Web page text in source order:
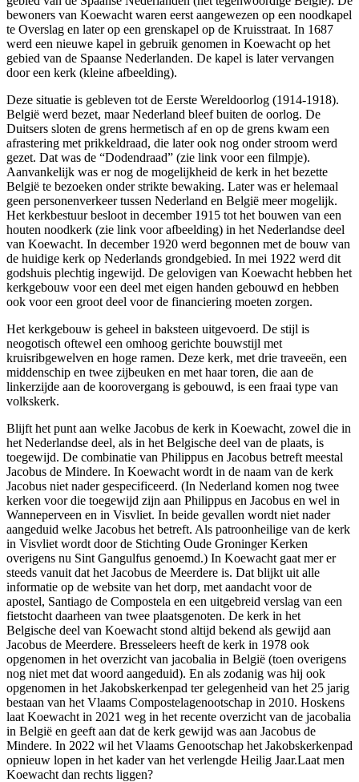
bewoners van Koewacht waren eerst aangewezen op een noodkapel
te Overslag en later op een grenskapel op de Kruisstraat. In 1687
werd een nieuwe kapel in gebruik genomen in Koewacht op het
gebied van de Spaanse Nederlanden. De kapel is later vervangen
door een kerk (kleine afbeelding).
Deze situatie is gebleven tot de Eerste Wereldoorlog (1914-1918).
België werd bezet, maar Nederland bleef buiten de oorlog. De
Duitsers sloten de grens hermetisch af en op de grens kwam een
afrastering met prikkeldraad, die later ook nog onder stroom werd
gezet. Dat was de “Dodendraad” (zie link voor een filmpje).
Aanvankelijk was er nog de mogelijkheid de kerk in het bezette
België te bezoeken onder strikte bewaking. Later was er helemaal
geen personenverkeer tussen Nederland en België meer mogelijk.
Het kerkbestuur besloot in december 1915 tot het bouwen van een
houten noodkerk (zie link voor afbeelding) in het Nederlandse deel
van Koewacht. In december 1920 werd begonnen met de bouw van
de huidige kerk op Nederlands grondgebied. In mei 1922 werd dit
godshuis plechtig ingewijd. De gelovigen van Koewacht hebben het
kerkgebouw voor een deel met eigen handen gebouwd en hebben
ook voor een groot deel voor de financiering moeten zorgen.
Het kerkgebouw is geheel in baksteen uitgevoerd. De stijl is
neogotisch oftewel een omhoog gerichte bouwstijl met
kruisribgewelven en hoge ramen. Deze kerk, met drie traveeën, een
middenschip en twee zijbeuken en met haar toren, die aan de
linkerzijde aan de koorovergang is gebouwd, is een fraai type van
volkskerk.
Blijft het punt aan welke Jacobus de kerk in Koewacht, zowel die in
het Nederlandse deel, als in het Belgische deel van de plaats, is
toegewijd. De combinatie van Philippus en Jacobus betreft meestal
Jacobus de Mindere. In Koewacht wordt in de naam van de kerk
Jacobus niet nader gespecificeerd. (In Nederland komen nog twee
kerken voor die toegewijd zijn aan Philippus en Jacobus en wel in
Wanneperveen en in Visvliet. In beide gevallen wordt niet nader
aangeduid welke Jacobus het betreft. Als patroonheilige van de kerk
in Visvliet wordt door de Stichting Oude Groninger Kerken
overigens nu Sint Gangulfus genoemd.) In Koewacht gaat mer er
steeds vanuit dat het Jacobus de Meerdere is. Dat blijkt uit alle
informatie op de website van het dorp, met aandacht voor de
apostel, Santiago de Compostela en een uitgebreid verslag van een
fietstocht daarheen van twee plaatsgenoten. De kerk in het
Belgische deel van Koewacht stond altijd bekend als gewijd aan
Jacobus de Meerdere. Bresseleers heeft de kerk in 1978 ook
opgenomen in het overzicht van jacobalia in België (toen overigens
nog niet met dat woord aangeduid). En als zodanig was hij ook
opgenomen in het Jakobskerkenpad ter gelegenheid van het 25 jarig
bestaan van het Vlaams Compostelagenootschap in 2010. Hoskens
laat Koewacht in 2021 weg in het recente overzicht van de jacobalia
in België en geeft aan dat de kerk gewijd was aan Jacobus de
Mindere. In 2022 wil het Vlaams Genootschap het Jakobskerkenpad
opnieuw lopen in het kader van het verlengde Heilig Jaar.Laat men
Koewacht dan rechts liggen?